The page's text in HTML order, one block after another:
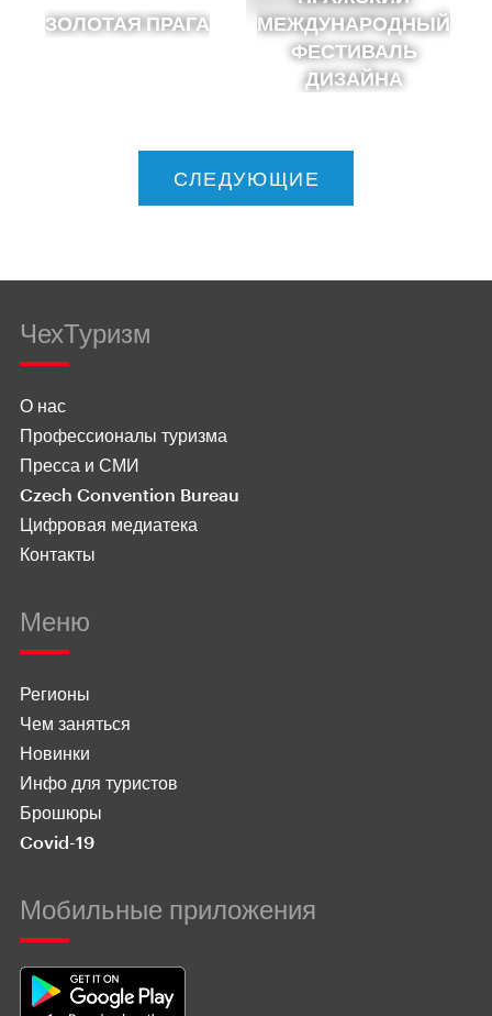
ЗОЛОТАЯ ПРАГА
МЕЖДУНАРОДНЫЙ
ФЕСТИВАЛЬ
ДИЗАЙНА
СЛЕДУЮЩИЕ
ЧехТуризм
О нас
Профессионалы туризма
Пресса и СМИ
Czech Convention Bureau
Цифровая медиатека
Контакты
Меню
Регионы
Чем заняться
Новинки
Инфо для туристов
Брошюры
Covid-19
Мобильные приложения